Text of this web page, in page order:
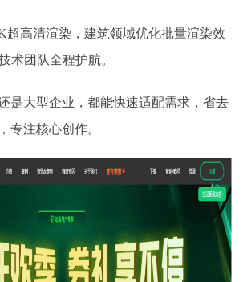
超高清渲染，建筑领域优化批量渲染效
术团队全程护航。
是大型企业，都能快速适配需求，省去
专注核心创作。